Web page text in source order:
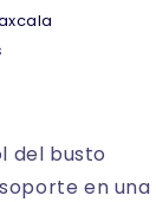
del busto
en una